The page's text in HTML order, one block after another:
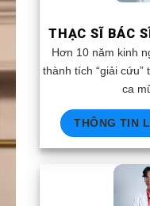
THẠC SĨ BÁC
Hơn 10 năm kinh
thành tích “giải cứu”
ca
THÔNG TIN